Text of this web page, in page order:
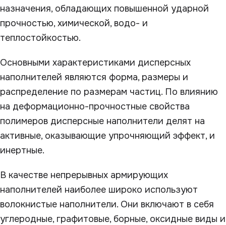
назначения, обладающих повышенной ударной
прочностью, химической, водо- и
теплостойкостью.
Основными характеристиками дисперсных
наполнителей являются форма, размеры и
распределение по размерам частиц. По влиянию
на деформационно-прочностные свойства
полимеров дисперсные наполнители делят на
активные, оказывающие упрочняющий эффект, и
инертные.
В качестве непрерывных армирующих
наполнителей наиболее широко используют
волокнистые наполнители. Они включают в себя
углеродные, графитовые, борные, оксидные виды и